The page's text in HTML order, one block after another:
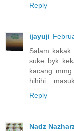
Reply
ijayuji
Salam
suke byk
kacang
hihihi...
Reply
Nadz